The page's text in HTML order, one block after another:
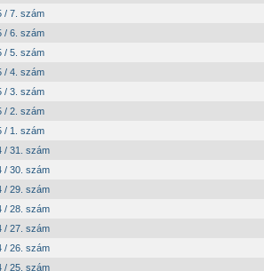
/ 7. szám
/ 6. szám
/ 5. szám
/ 4. szám
/ 3. szám
/ 2. szám
/ 1. szám
/ 31. szám
/ 30. szám
/ 29. szám
/ 28. szám
/ 27. szám
/ 26. szám
/ 25. szám